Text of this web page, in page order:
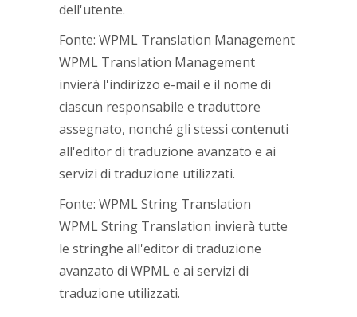
dell'utente.
Fonte: WPML Translation Management
WPML Translation Management
invierà l'indirizzo e-mail e il nome di
ciascun responsabile e traduttore
assegnato, nonché gli stessi contenuti
all'editor di traduzione avanzato e ai
servizi di traduzione utilizzati.
Fonte: WPML String Translation
WPML String Translation invierà tutte
le stringhe all'editor di traduzione
avanzato di WPML e ai servizi di
traduzione utilizzati.